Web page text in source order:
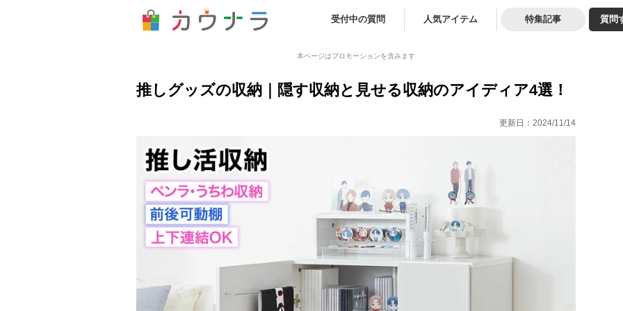
受付中の質問 人気アイテム 特集記事 質問
本ページはプロモーションを含みます
推しグッズの収納｜隠す収納と見せる収納のアイディア4選！
更新日： 2024/11/14